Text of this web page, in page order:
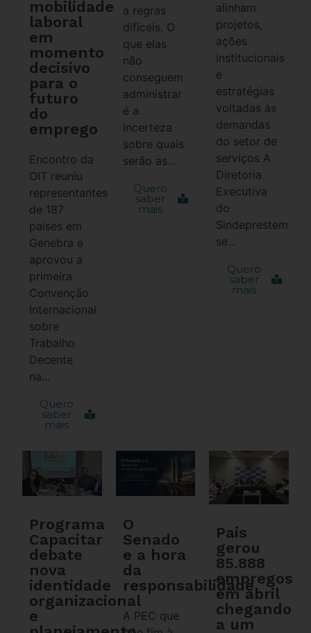
mobilidade
laboral
em
momento
decisivo
para o
futuro
do
emprego
Encontro da
OIT reuniu
representantes
de 187
países em
Genebra e
aprovou a
primeira
Convenção
Internacional
sobre
Trabalho
Decente
na...
Quero
saber
mais
a regras
difíceis. O
que elas
não
conseguem
administrar
é a
incerteza
sobre quais
serão as...
Quero
saber
mais
alinham
projetos,
ações
institucionais
e
estratégias
voltadas às
demandas
do setor de
serviços A
Diretoria
Executiva
do
Sindeprestem
se...
Quero
saber
mais
Programa
Capacitar
debate
nova
identidade
organizacional
e
O
Senado
e a hora
da
responsabilidade
A PEC que
Pais
gerou
85.888
empregos
em abril
chegando
a um